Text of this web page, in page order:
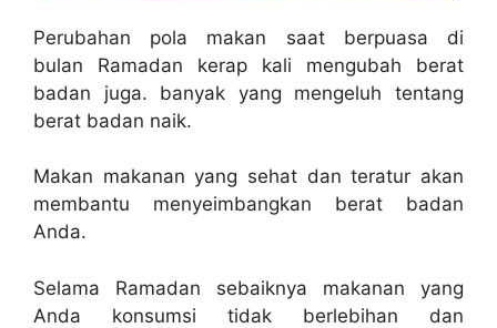
Perubahan pola makan saat berpuasa di
bulan Ramadan kerap kali mengubah berat
badan juga. banyak yang mengeluh tentang
berat badan naik.
Makan makanan yang sehat dan teratur akan
membantu menyeimbangkan berat badan
Anda.
Selama Ramadan sebaiknya makanan yang
Anda konsumsi tidak berlebihan dan